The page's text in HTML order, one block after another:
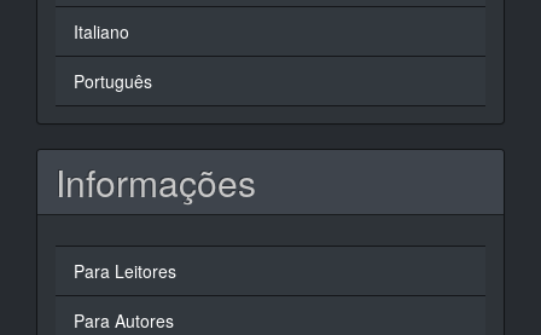
Italiano
Português
Informações
Para Leitores
Para Autores